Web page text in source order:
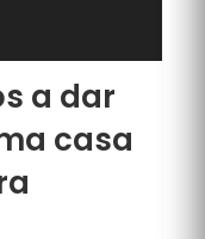
a dar
casa